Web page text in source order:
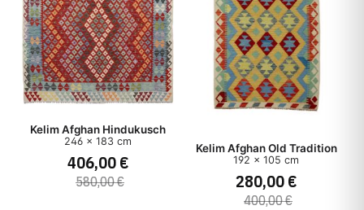
Kelim Afghan Hindukusch
246 x 183 cm
406,00 €
580,00 €
Kelim Afghan Old Tradition
192 x 105 cm
280,00 €
400,00 €